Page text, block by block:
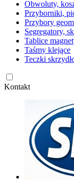
Obwoluty,
Przyborniki,
Przybory
Segregatory,
Tablice
Taśmy klejące
Teczki
Kontakt